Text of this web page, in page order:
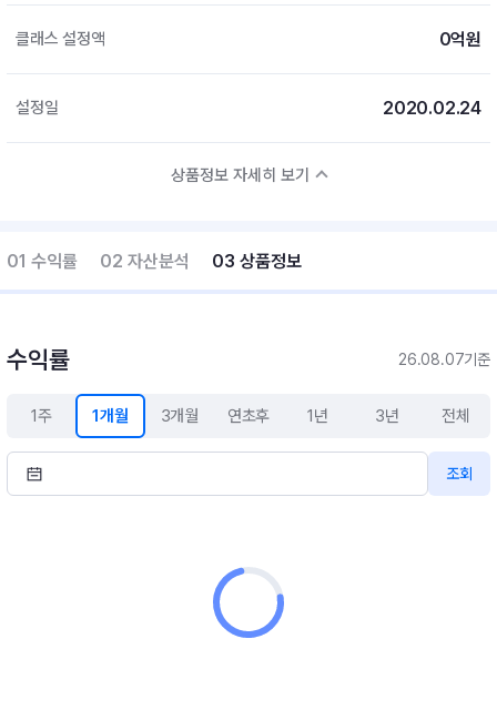
클래스 설정액 0억원
설정일 2020.02.24
상품정보 자세히 보기
01 수익률 02 자산분석 03 상품정보
수익률 26.08.07기준
1주 1개월 3개월 연초후 1년 3년 전체
조회